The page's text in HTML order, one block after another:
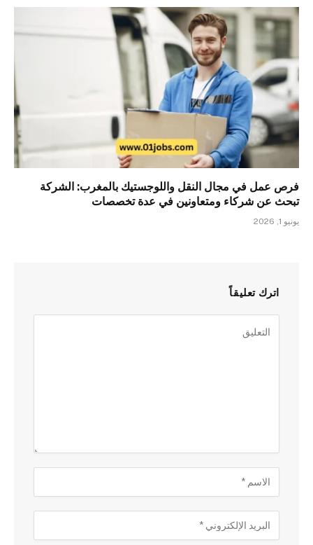
فرص عمل في مجال النقل واللوجستيك بالمغرب: الشركة
تبحث عن شركاء ومتعاونين في عدة تخصصات
يونيو 1, 2026
اترك تعليقاً